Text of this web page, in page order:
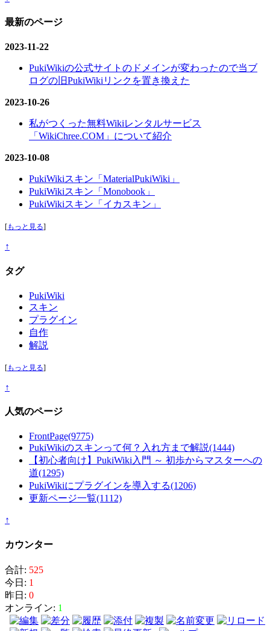
最新のページ
2023-11-22
PukiWikiの公式サイトのドメインが変わったので当ブ
ログの旧PukiWikiリンクを置き換えた
2023-10-26
私がつくった無料Wikiレンタルサービス
「WikiChree.COM」について紹介
2023-10-08
PukiWikiスキン「MaterialPukiWiki」
PukiWikiスキン「Monobook」
PukiWikiスキン「イカスキン」
[もっと見る]
↑
タグ
PukiWiki
スキン
プラグイン
自作
解説
[もっと見る]
↑
人気のページ
FrontPage(9775)
PukiWikiのスキンって何？入れ方まで解説(1444)
【初心者向け】PukiWiki入門 ～ 初歩からマスターへの
道(1295)
PukiWikiにプラグインを導入する(1206)
更新ページ一覧(1112)
↑
カウンター
合計: 525
今日: 1
昨日: 0
オンライン: 1